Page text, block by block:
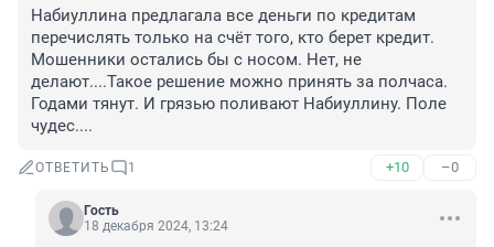
Набиуллина предлагала все деньги по кредитам
перечислять только на счёт того, кто берет кредит.
Мошенники остались бы с носом. Нет, не
делают....Такое решение можно принять за полчаса.
Годами тянут. И грязью поливают Набиуллину. Поле
чудес....
ОТВЕТИТЬ 1 +10 –0
Гость
18 декабря 2024, 13:24